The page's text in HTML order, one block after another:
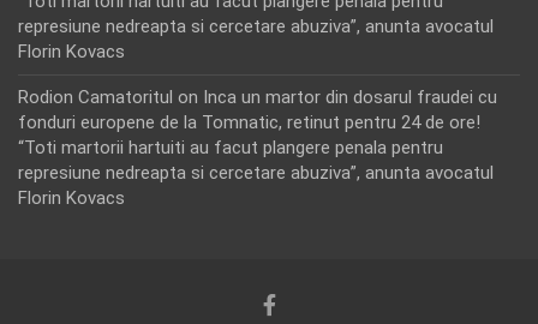
represiune nedreapta si cercetare abuziva”, anunta avocatul
Florin Kovacs
Rodion Camatoritul on Inca un martor din dosarul fraudei cu
fonduri europene de la Tomnatic, retinut pentru 24 de ore!
“Toti martorii hartuiti au facut plangere penala pentru
represiune nedreapta si cercetare abuziva”, anunta avocatul
Florin Kovacs